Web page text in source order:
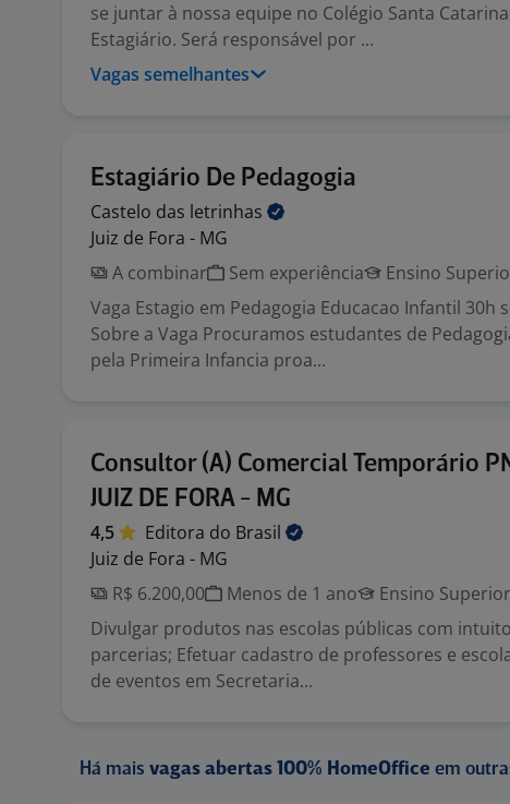
se juntar à nossa equipe no Colégio Santa
Estagiário. Será responsável por ...
Vagas semelhantes
Estagiário De Pedagogia
Castelo das letrinhas
Juiz de Fora - MG
A combinar
Sem experiência Ensino
Vaga Estagio em Pedagogia Educacao Infantil 30h
Sobre a Vaga Procuramos estudantes de
pela Primeira Infancia proa...
Consultor (A) Comercial Temporário
JUIZ DE FORA - MG
4,5 Editora do Brasil
Juiz de Fora - MG
R$ 6.200,00
Menos de 1 ano Ensino Superior
Divulgar produtos nas escolas públicas com
parcerias; Efetuar cadastro de professores e
de eventos em Secretaria...
Há mais vagas abertas 100% HomeOffice em